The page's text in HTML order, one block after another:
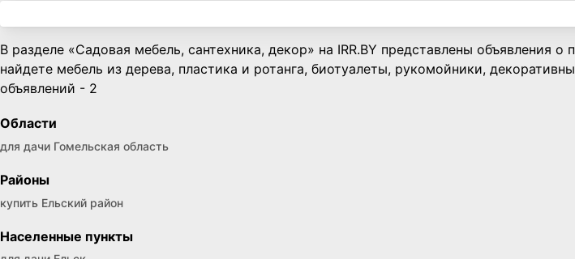
В разделе «Садовая мебель, сантехника, декор» на IRR.BY представлены объявления
найдете мебель из дерева, пластика и ротанга, биотуалеты, рукомойники,
объявлений - 2
Области
для дачи Гомельская область
Районы
купить Ельский район
Населенные пункты